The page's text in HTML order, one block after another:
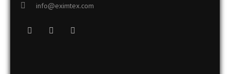
info@eximtex.com